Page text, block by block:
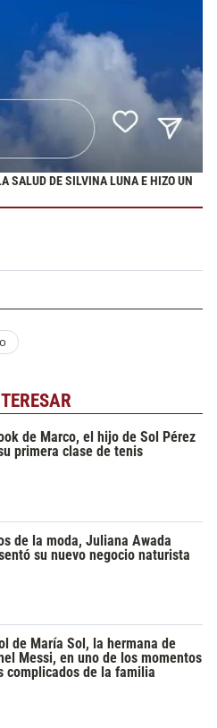
SALUD DE SILVINA LUNA E HIZO UN
de Marco, el hijo de Sol Pérez
primera clase de tenis
de la moda, Juliana Awada
su nuevo negocio naturista
de María Sol, la hermana de
Messi, en uno de los momentos
complicados de la familia